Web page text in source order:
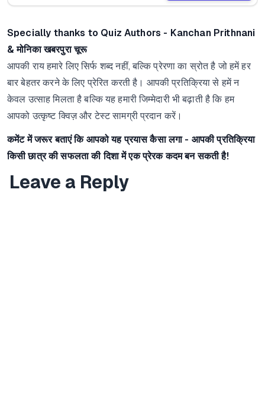
Specially thanks to Quiz Authors - Kanchan Prithnani
& मोनिका खबरपुरा चूरू
आपकी राय हमारे लिए सिर्फ शब्द नहीं, बल्कि प्रेरणा का स्रोत है जो हमें हर
बार बेहतर करने के लिए प्रेरित करती है। आपकी प्रतिक्रिया से हमें न
केवल उत्साह मिलता है बल्कि यह हमारी जिम्मेदारी भी बढ़ाती है कि हम
आपको उत्कृष्ट क्विज़ और टेस्ट सामग्री प्रदान करें।
कमेंट में जरूर बताएं कि आपको यह प्रयास कैसा लगा - आपकी प्रतिक्रिया
किसी छात्र की सफलता की दिशा में एक प्रेरक कदम बन सकती है!
Leave a Reply